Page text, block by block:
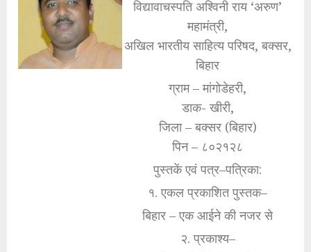
विद्यावाचस्पति अश्विनी राय ‘अरुण’
महामंत्री,
अखिल भारतीय साहित्य परिषद, बक्सर,
बिहार
ग्राम – मांगोडेहरी,
डाक- खीरी,
जिला – बक्सर (बिहार)
पिन – ८०२१२८
पुस्तकें एवं पत्र–पत्रिका:
१. एकल प्रकाशित पुस्तक–
बिहार – एक आईने की नजर से
२. प्रकाश्य–